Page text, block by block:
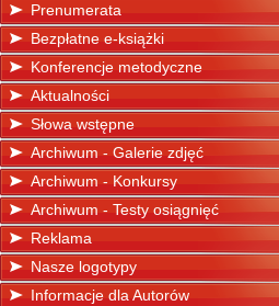
Prenumerata
Bezpłatne e-książki
Konferencje metodyczne
Aktualności
Słowa wstępne
Archiwum - Galerie zdjęć
Archiwum - Konkursy
Archiwum - Testy osiągnięć
Reklama
Nasze logotypy
Informacje dla Autorów